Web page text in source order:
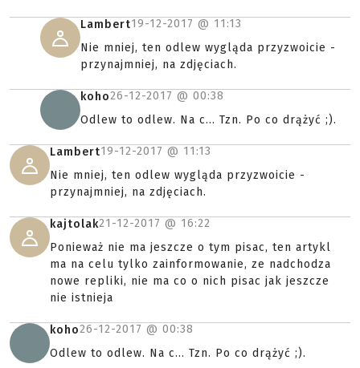
Lambert19-12-2017 @ 11:13
Nie mniej, ten odlew wygląda przyzwoicie -
przynajmniej, na zdjęciach.
koho26-12-2017 @ 00:38
Odlew to odlew. Na c... Tzn. Po co drążyć ;).
Lambert19-12-2017 @ 11:13
Nie mniej, ten odlew wygląda przyzwoicie -
przynajmniej, na zdjęciach.
kajtolak21-12-2017 @ 16:22
Ponieważ nie ma jeszcze o tym pisac, ten artykl
ma na celu tylko zainformowanie, ze nadchodza
nowe repliki, nie ma co o nich pisac jak jeszcze
nie istnieja
koho26-12-2017 @ 00:38
Odlew to odlew. Na c... Tzn. Po co drążyć ;).